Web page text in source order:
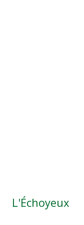
L'Échoyeux